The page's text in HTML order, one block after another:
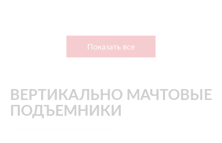
Показать все
ВЕРТИКАЛЬНО МАЧТОВЫЕ
ПОДЪЕМНИКИ